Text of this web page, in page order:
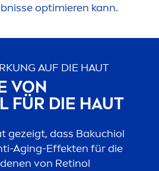
optimieren kann.
AUF DIE HAUT
VON
FÜR DIE HAUT
gezeigt, dass Bakuchiol
Aging-Effekten für die
von Retinol